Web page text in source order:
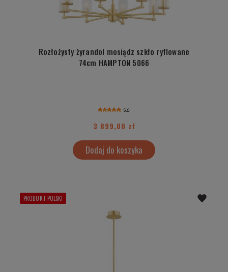
Rozłożysty żyrandol mosiądz szkło ryflowane
74cm HAMPTON 5066
5.0
3 899,00 zł
Dodaj do koszyka
PRODUKT POLSKI